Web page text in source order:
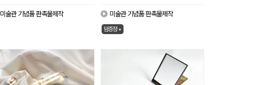
미술관 기념품 판촉물제작 미술관 기념품 판촉물제작
덤증정 +